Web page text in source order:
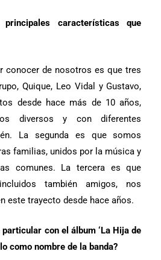
características que
conocer de nosotros es que tres
Quique, Leo Vidal y Gustavo,
desde hace más de 10 años,
diversos y con diferentes
La segunda es que somos
familias, unidos por la música y
comunes. La tercera es que
también amigos, nos
este trayecto desde hace años.
con el álbum ‘La Hija de
como nombre de la banda?